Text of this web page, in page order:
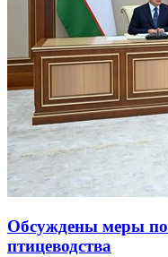
Обсуждены меры по
птицеводства